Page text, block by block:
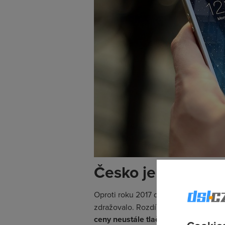
Česko je oproti
Oproti roku 2017 dokonce služby v
zdražovalo. Rozdíl se prohlubuje
ceny neustále tlačí dolů konkurují